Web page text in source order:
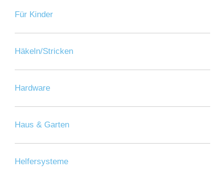
Für Kinder
Häkeln/Stricken
Hardware
Haus & Garten
Helfersysteme